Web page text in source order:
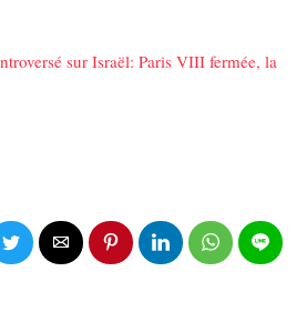
sur Israël: Paris VIII fermée, la